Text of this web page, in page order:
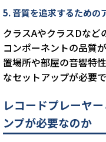
5. 音質を追求するための
クラスAやクラスDなど
コンポーネントの品質
置場所や部屋の音響特
なセットアップが必要で
レコードプレーヤ
ンプが必要なのか